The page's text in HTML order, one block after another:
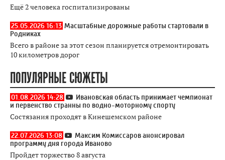
Ещё 2 человека госпитализированы
25.05.2026 16:13 Масштабные дорожные работы стартовали в
Родниках
Всего в районе за этот сезон планируется отремонтировать
10 километров дорог
ПОПУЛЯРНЫЕ СЮЖЕТЫ
01.08.2026 14:28
Ивановская область принимает чемпионат
и первенство странны по водно-моторному спорту
Состязания проходят в Кинешемском районе
22.07.2026 13:08
Максим Комиссаров анонсировал
программу дня города Иваново
Пройдет торжество 8 августа